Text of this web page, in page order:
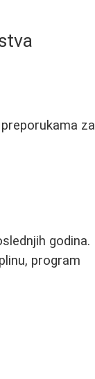
za
godina.
program